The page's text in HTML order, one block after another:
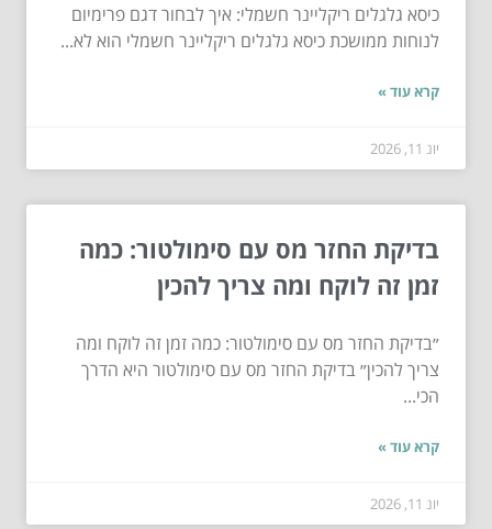
כיסא גלגלים ריקליינר חשמלי: איך לבחור דגם פרימיום
לנוחות ממושכת כיסא גלגלים ריקליינר חשמלי הוא לא...
קרא עוד »
יונ 11, 2026
בדיקת החזר מס עם סימולטור: כמה
זמן זה לוקח ומה צריך להכין
״בדיקת החזר מס עם סימולטור: כמה זמן זה לוקח ומה
צריך להכין״ בדיקת החזר מס עם סימולטור היא הדרך
הכי...
קרא עוד »
יונ 11, 2026